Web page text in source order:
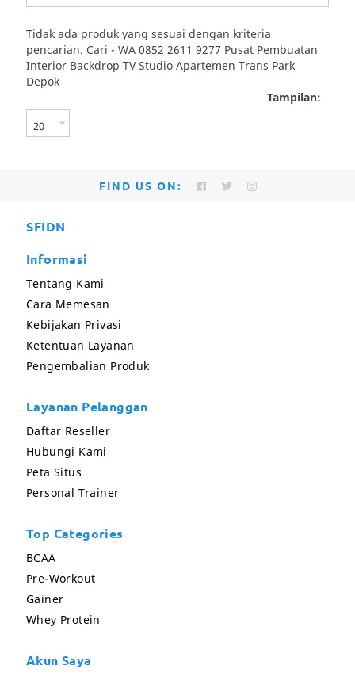
Tidak ada produk yang sesuai dengan kriteria
pencarian. Cari - WA 0852 2611 9277 Pusat Pembuatan
Interior Backdrop TV Studio Apartemen Trans Park
Depok
Tampilan:
FIND US ON:
SFIDN
Informasi
Tentang Kami
Cara Memesan
Kebijakan Privasi
Ketentuan Layanan
Pengembalian Produk
Layanan Pelanggan
Daftar Reseller
Hubungi Kami
Peta Situs
Personal Trainer
Top Categories
BCAA
Pre-Workout
Gainer
Whey Protein
Akun Saya